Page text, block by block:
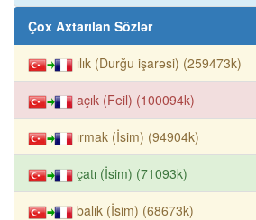
Çox Axtarılan Sözlər
ılık (Durğu işarəsi) (259473k)
açık (Feil) (100094k)
ırmak (İsim) (94904k)
çatı (İsim) (71093k)
balık (İsim) (68673k)